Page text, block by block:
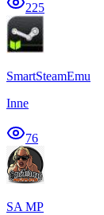
225
SmartSteamEmu
Inne
76
SA MP